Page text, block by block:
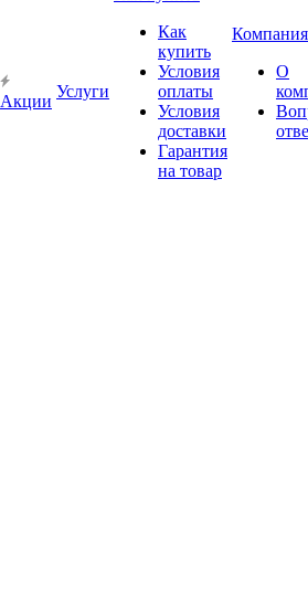
Акции
Услуги
Как
купить
Условия
оплаты
Условия
доставки
Гарантия
на товар
Компания
О